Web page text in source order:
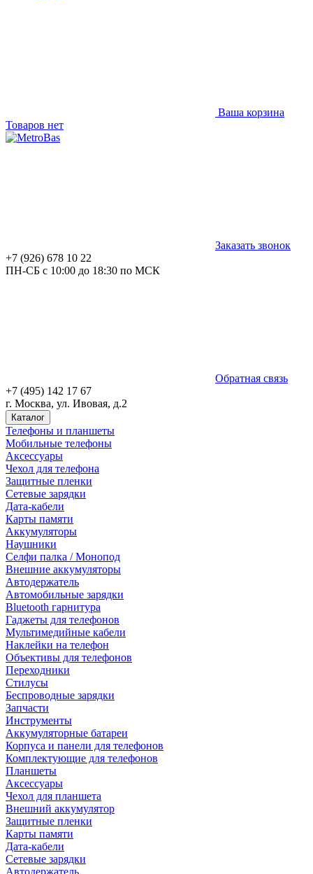
Ваша корзина
Товаров нет
Заказать звонок
+7 (926) 678 10 22
ПН-СБ с 10:00 до 18:30 по МСК
Обратная связь
+7 (495) 142 17 67
г. Москва, ул. Ивовая, д.2
Каталог
Телефоны и планшеты
Мобильные телефоны
Аксессуары
Чехол для телефона
Защитные пленки
Сетевые зарядки
Дата-кабели
Карты памяти
Аккумуляторы
Наушники
Селфи палка / Монопод
Внешние аккумуляторы
Автодержатель
Автомобильные зарядки
Bluetooth гарнитура
Гаджеты для телефонов
Мультимедийные кабели
Наклейки на телефон
Объективы для телефонов
Переходники
Стилусы
Беспроводные зарядки
Запчасти
Инструменты
Аккумуляторные батареи
Корпуса и панели для телефонов
Комплектующие для телефонов
Планшеты
Аксессуары
Чехол для планшета
Внешний аккумулятор
Защитные пленки
Карты памяти
Дата-кабели
Сетевые зарядки
Автодержатель